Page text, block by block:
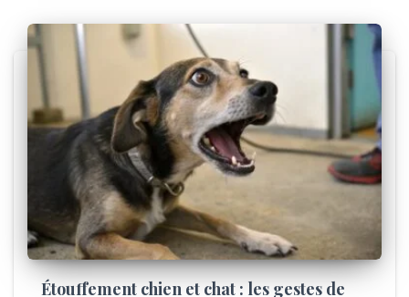
Étouffement chien et chat : les gestes de